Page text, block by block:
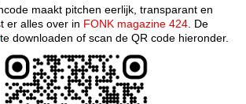
maakt pitchen eerlijk, transparant en
er alles over in FONK magazine 424 . De
downloaden of scan de QR code hieronder.